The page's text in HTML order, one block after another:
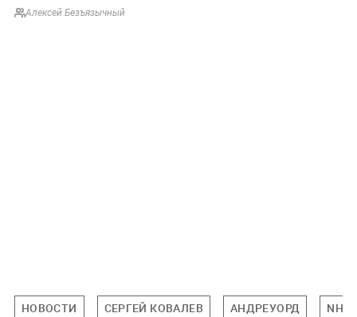
Алексей Безъязычный
НОВОСТИ СЕРГЕЙ КОВАЛЕВ АНДРЕУОРД NHL